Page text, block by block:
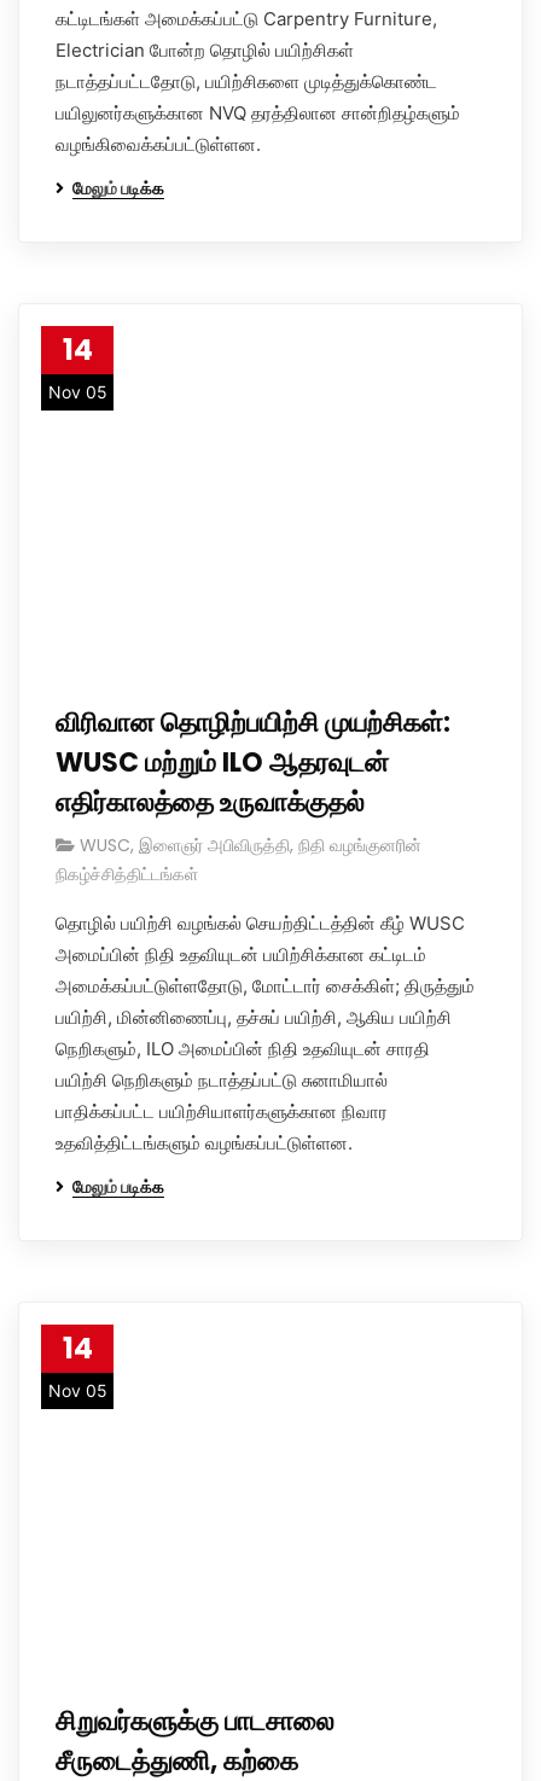
கட்டிடங்கள் அமைக்கப்பட்டு Carpentry Furniture,
Electrician போன்ற தொழில் பயிற்சிகள்
நடாத்தப்பட்டதோடு, பயிற்சிகளை முடித்துக்கொண்ட
பயிலுனர்களுக்கான NVQ தரத்திலான சான்றிதழ்களும்
வழங்கிவைக்கப்பட்டுள்ளன.
மேலும் படிக்க
14
Nov 05
விரிவான தொழிற்பயிற்சி முயற்சிகள்:
WUSC மற்றும் ILO ஆதரவுடன்
எதிர்காலத்தை உருவாக்குதல்
WUSC, இளைஞர் அபிவிருத்தி, நிதி வழங்குனரின்
நிகழ்ச்சித்திட்டங்கள்
தொழில் பயிற்சி வழங்கல் செயற்திட்டத்தின் கீழ் WUSC
அமைப்பின் நிதி உதவியுடன் பயிற்சிக்கான கட்டிடம்
அமைக்கப்பட்டுள்ளதோடு, மோட்டார் சைக்கிள்; திருத்தும்
பயிற்சி, மின்னிணைப்பு, தச்சுப் பயிற்சி, ஆகிய பயிற்சி
நெறிகளும், ILO அமைப்பின் நிதி உதவியுடன் சாரதி
பயிற்சி நெறிகளும் நடாத்தப்பட்டு சுனாமியால்
பாதிக்கப்பட்ட பயிற்சியாளர்களுக்கான நிவார
உதவித்திட்டங்களும் வழங்கப்பட்டுள்ளன.
மேலும் படிக்க
14
Nov 05
சிறுவர்களுக்கு பாடசாலை
சீருடைத்துணி, கற்கை